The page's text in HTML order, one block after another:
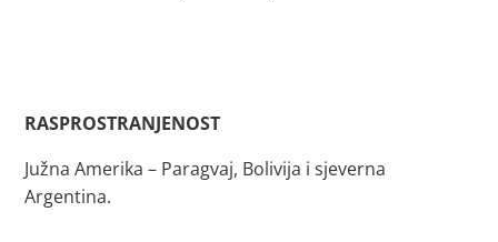
RASPROSTRANJENOST
Južna Amerika – Paragvaj, Bolivija i sjeverna
Argentina.